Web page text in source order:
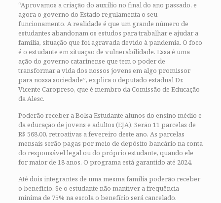
“Aprovamos a criação do auxílio no final do ano passado, e
agora o governo do Estado regulamenta o seu
funcionamento. A realidade é que um grande número de
estudantes abandonam os estudos para trabalhar e ajudar a
família, situação que foi agravada devido à pandemia. O foco
é o estudante em situação de vulnerabilidade. Essa é uma
ação do governo catarinense que tem o poder de
transformar a vida dos nossos jovens em algo promissor
para nossa sociedade”, explica o deputado estadual Dr.
Vicente Caropreso, que é membro da Comissão de Educação
da Alesc.
Poderão receber a Bolsa Estudante alunos do ensino médio e
da educação de jovens e adultos (EJA). Serão 11 parcelas de
R$ 568,00, retroativas a fevereiro deste ano. As parcelas
mensais serão pagas por meio de depósito bancário na conta
do responsável legal ou do próprio estudante, quando ele
for maior de 18 anos. O programa está garantido até 2024.
Até dois integrantes de uma mesma família poderão receber
o benefício. Se o estudante não mantiver a frequência
mínima de 75% na escola o benefício será cancelado.